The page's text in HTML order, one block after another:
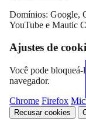
Domínios: Google,
YouTube e Mautic
Ajustes de
Você pode
navegador.
Chrome Firefox
Recusar cookies